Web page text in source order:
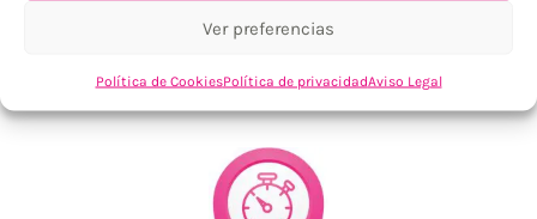
Ver preferencias
Política de CookiesPolítica de privacidadAviso Legal
Tu confianza, nuestro objetivo